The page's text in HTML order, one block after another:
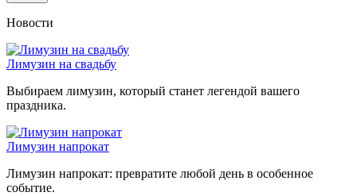
Новости
Лимузин на свадьбу
Выбираем лимузин, который станет легендой вашего
праздника.
Лимузин напрокат
Лимузин напрокат: превратите любой день в особенное
событие.